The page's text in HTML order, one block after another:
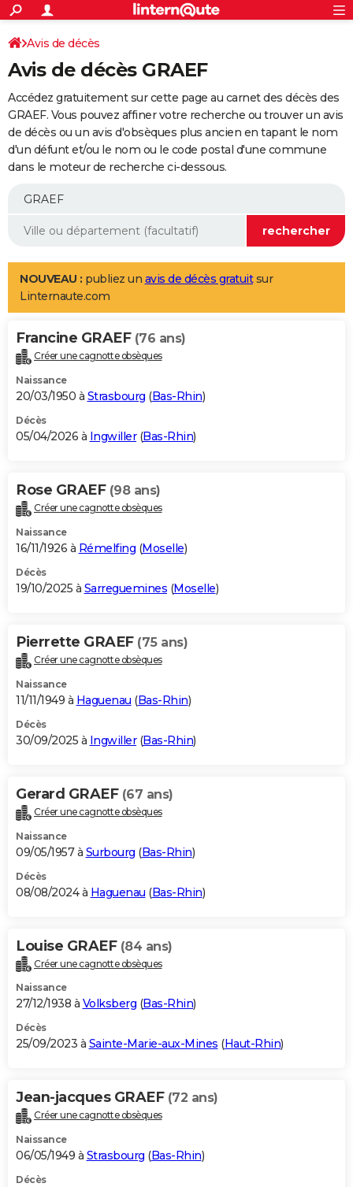
ACTUALITÉS
Politique
Société
Faits Divers
Education
Monde
Villes
+
SPORT
Coupe du monde 2026
Football
Tennis
Cyclisme
Rugby
Forum
Programme TV
TNT
Streaming
Cinéma
Sorties cinéma
Musique
+
FINANCE
Retraite
Impôts
Epargne
Immobilier
Risques naturels par ville
Banque
Assurance
Crédit
AUTO
Essais
Réserver un essai
Citadines
Berlines
SUV
Forum auto
+
Mobiles
Meilleur smartphone
Internet
Ordinateurs
Jeux vidéo
Guide high-tech
Aménagement intérieur
LIFESTYLE
Art de vivre
Bien-être
Loisirs
Mode
Modes de vie
Alimentation
Guide de la santé
Maladies
Médicaments
Sommeil
VOYAGE
Destinations
City break
Voyage nature
Voyage de noces
Forum
Climat
+PHOTO
GUIDES D'ACHAT
BONS PLANS
Carte de Noël
Carte Bonne année
Carte Saint-Valentin
Carte Pâques
Carte d'anniversaire
DICTIONNAIRE
Dictionnaire
Biographies
Citations
Expressions
Proverbes
PROGRAMME TV
S'inscrire
Se connecter
Lycées
Collèges
Primaires
Universités
Entreprises
Service militaire
Avis de recherche
AVIS DE DÉCÈS
Bricolage
Lifestyle
Culture
Sport
Auto
Television
Voyage
Cinema
Avis de décès
Avis de décès GRAEF
Accédez gratuitement sur cette page au carnet des décès des
GRAEF. Vous pouvez affiner votre recherche ou trouver un avis
de décès ou un avis d'obsèques plus ancien en tapant le nom
d'un défunt et/ou le nom ou le code postal d'une commune
dans le moteur de recherche ci-dessous.
NOUVEAU : publiez un avis de décès gratuitsur
Linternaute.com
Francine GRAEF (76 ans)
Créer une cagnotte obsèques
Naissance
20/03/1950 à Strasbourg (Bas-Rhin)
Décès
05/04/2026 à Ingwiller(Bas-Rhin)
Rose GRAEF (98 ans)
Créer une cagnotte obsèques
Naissance
16/11/1926 à Rémelfing (Moselle)
Décès
19/10/2025 à Sarreguemines (Moselle)
Pierrette GRAEF (75 ans)
Créer une cagnotte obsèques
Naissance
11/11/1949 à Haguenau (Bas-Rhin)
Décès
30/09/2025 à Ingwiller(Bas-Rhin)
Gerard GRAEF (67 ans)
Créer une cagnotte obsèques
Naissance
09/05/1957 à Surbourg (Bas-Rhin)
Décès
08/08/2024 à Haguenau (Bas-Rhin)
Louise GRAEF (84 ans)
Créer une cagnotte obsèques
Naissance
27/12/1938 à Volksberg (Bas-Rhin)
Décès
25/09/2023 à Sainte-Marie-aux-Mines (Haut-Rhin)
Jean-jacques GRAEF (72 ans)
Créer une cagnotte obsèques
Naissance
06/05/1949 à Strasbourg (Bas-Rhin)
Décès